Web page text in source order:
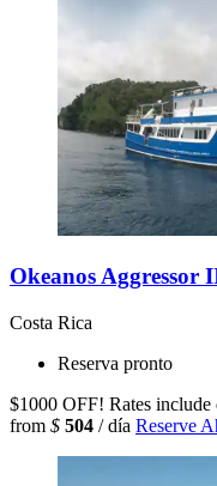
Okeanos Aggressor
Costa Rica
Reserva pronto
$1000 OFF! Rates
from $ 504 / día Reserve